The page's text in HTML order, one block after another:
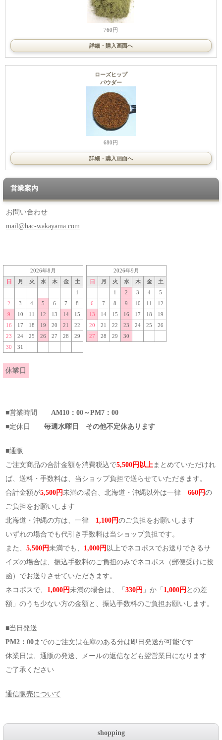
760円
詳細・購入画面へ
ローズヒップ
パウダー
680円
詳細・購入画面へ
営業案内
お問い合わせ
mail@hac-wakayama.com
2026年8月
日
月 火 水 木 金
土
1
2
3 4 5 6 7
8
9
10 11 12 13 14
15
16
17 18 19 20 21
22
23
24 25 26 27 28
29
30
31
2026年9月
日
月 火 水 木 金
土
1
2 3 4
5
6
7 8 9 10 11
12
13
14 15 16 17 18
19
20
21 22 23 24 25
26
27
28 29 30
休業日
■営業時間 AM10：00～PM7：00
■定休日 毎週水曜日 その他不定休あります
■通販
ご注文商品の合計金額を消費税込で5,500円以上まとめていただけれ
ば、送料・手数料は、当ショップ負担で送らせていただきます。
合計金額が5,500円未満の場合、北海道・沖縄以外は一律 660円の
ご負担をお願いします
北海道・沖縄の方は、一律 1,100円のご負担をお願いします
いずれの場合でも代引き手数料は当ショップ負担です。
また、 5,500円未満でも、 1,000円 以上でネコポスでお送りできるサ
イズの場合は、振込手数料のご負担のみでネコポス（郵便受けに投
函）でお送りさせていただきます。
ネコポスで、 1,000円未満の場合は、「 330円 」か「 1,000円 との差
額」のうち少ない方の金額と、振込手数料のご負担お願いします。
■当日発送
PM2：00までのご注文は在庫のある分は即日発送が可能です
休業日は、通販の発送、メールの返信なども翌営業日になります
ご了承ください
通信販売について
shopping